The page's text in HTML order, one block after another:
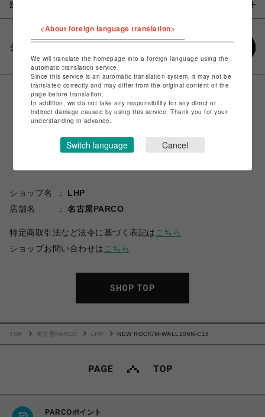
注意事項
シェアする
ショップ名
LHP
店舗名
名古屋PARCO
特定商取引法など法令に基づく表記は こちら
ショップお問い合わせは こちら
SHOP TOP
TOP 名古屋PARCO LHP NEW ROCK/M-WALL106N-C15
PARCOポイント
<About foreign language translation>
We will translate the homepage into a foreign language using the
automatic translation service.
Since this service is an automatic translation system, it may not be
translated correctly and may differ from the original content of the
page before translation.
In addition, we do not take any responsibility for any direct or
indirect damage caused by using this service. Thank you for your
understanding in advance.
Switch language Cancel